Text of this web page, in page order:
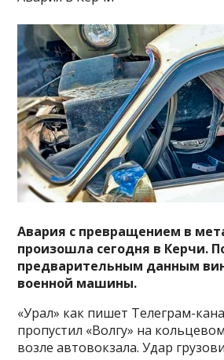
Авария с превращением в
произошла сегодня в Керчи.
предварительным данным
военной машины.
«Урал» как пишет Телеграм-
пропустил «Волгу» на
возле автовокзала. Удар